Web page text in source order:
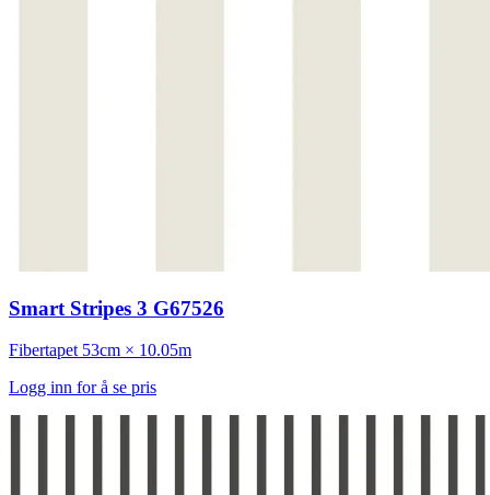
Smart Stripes 3 G67526
Fibertapet 53cm × 10.05m
Logg inn for å se pris